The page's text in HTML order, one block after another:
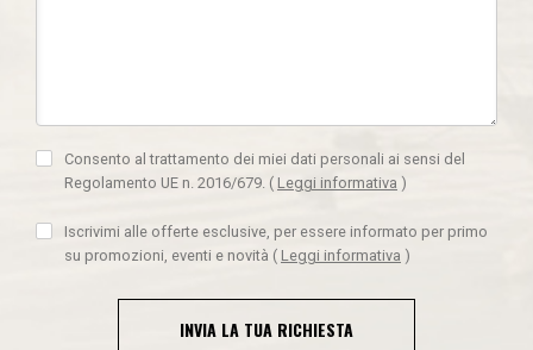
Consento al trattamento dei miei dati personali ai sensi del
Regolamento UE n. 2016/679. ( Leggi informativa )
Iscrivimi alle offerte esclusive, per essere informato per primo
su promozioni, eventi e novità ( Leggi informativa )
INVIA LA TUA RICHIESTA